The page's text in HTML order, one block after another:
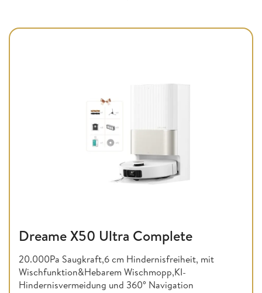
Dreame X50 Ultra Complete
20.000Pa Saugkraft,6 cm Hindernisfreiheit, mit
Wischfunktion&Hebarem Wischmopp,KI-
Hindernisvermeidung und 360° Navigation